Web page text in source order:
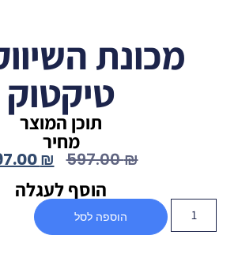
מכונת
טיקטוק
תוכן המוצר
מחיר
597.00₪
₪
הוסף לעגלה
הוספה לסל